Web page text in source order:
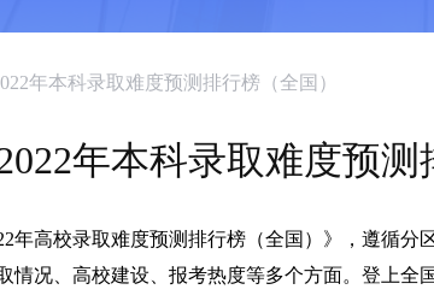
年本科录取难度预测排行榜（全国）
年本科录取难度预测
年高校录取难度预测排行榜（全国）》，遵循
情况、高校建设、报考热度等多个方面。登上全